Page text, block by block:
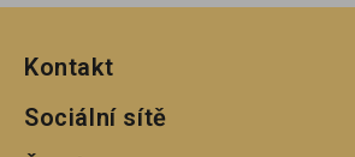
Kontakt
Sociální sítě